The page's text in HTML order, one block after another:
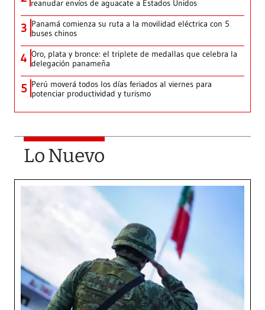
reanudar envíos de aguacate a Estados Unidos
3 Panamá comienza su ruta a la movilidad eléctrica con 5
buses chinos
4 Oro, plata y bronce: el triplete de medallas que celebra la
delegación panameña
5 Perú moverá todos los días feriados al viernes para
potenciar productividad y turismo
Lo Nuevo